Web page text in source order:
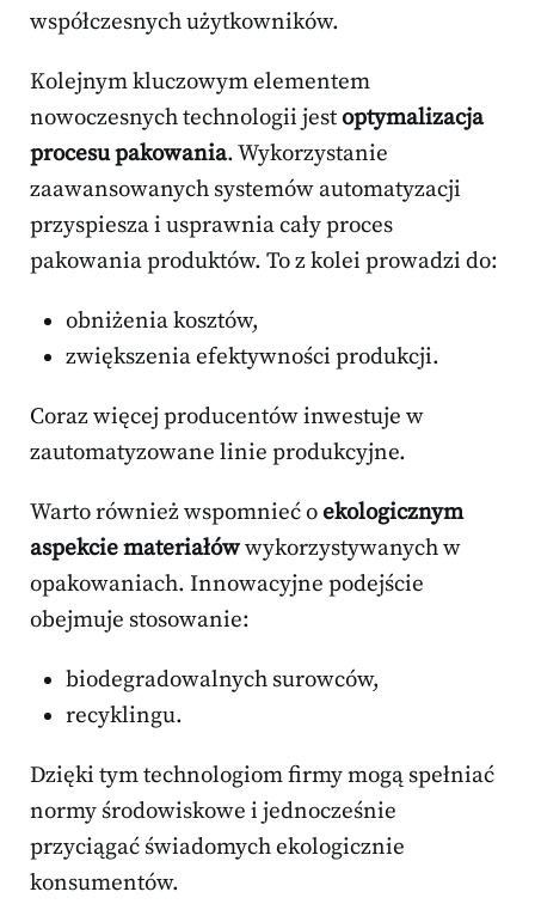
współczesnych użytkowników.
Kolejnym kluczowym elementem
nowoczesnych technologii jestoptymalizacja
procesu pakowania. Wykorzystanie
zaawansowanych systemów automatyzacji
przyspiesza i usprawnia cały proces
pakowania produktów. To z kolei prowadzi do:
obniżenia kosztów,
zwiększenia efektywności produkcji.
Coraz więcej producentów inwestuje w
zautomatyzowane linie produkcyjne.
Warto również wspomnieć oekologicznym
aspekcie materiałówwykorzystywanych w
opakowaniach. Innowacyjne podejście
obejmuje stosowanie:
biodegradowalnych surowców,
recyklingu.
Dzięki tym technologiom firmy mogą spełniać
normy środowiskowe i jednocześnie
przyciągać świadomych ekologicznie
konsumentów.